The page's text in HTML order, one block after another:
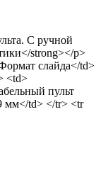
С ручной
strong></p>
слайда</td>
<td>
пульт
мм</td> </tr> <tr